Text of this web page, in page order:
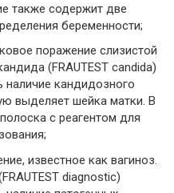
также содержит две
беременности;
поражение слизистой
(FRAUTEST candida)
наличие кандидозного
выделяет шейка матки. В
с реагентом для
известное как вагиноз.
diagnostic)